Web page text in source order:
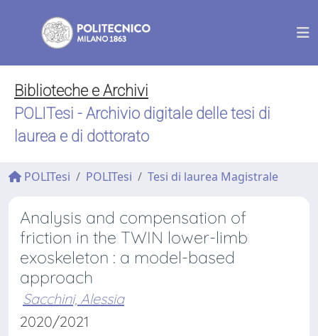
Biblioteche e Archivi
POLITesi - Archivio digitale delle tesi di
laurea e di dottorato
POLITesi POLITesi Tesi di laurea Magistrale
Analysis and compensation of
friction in the TWIN lower-limb
exoskeleton : a model-based
approach
Sacchini, Alessia
2020/2021